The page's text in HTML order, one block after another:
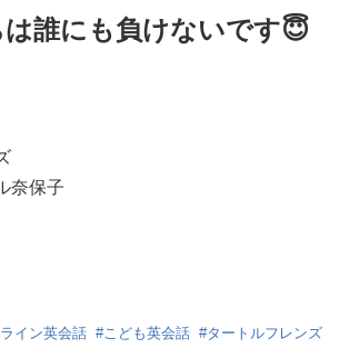
誰にも負けないです😇
奈保子
イン英会話 #こども英会話 #タートルフレンズ